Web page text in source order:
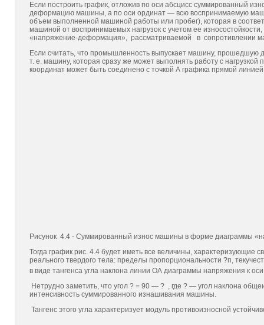
Если построить график, отложив по оси абсцисс суммированный
деформацию машины, а по оси орди­нат — всю воспринимаемую
объем выполненной машиной рабо­ты или пробег), которая в
ма­шиной от воспринимаемых нагрузок с учетом ее
«напряжение-деформация», рассматриваемой в сопротивлении
Если считать, что промышленность выпускает машину, про­шедшую
т. е. машину, которая сразу же может выполнять работу с
координат может быть соеди­нено с точкой А графика прямой
Рисунок 4.4 - Суммированный износ машины в форме диаграммы
Тогда график рис. 4.4 будет иметь все величины, характеризующие
реального твердого тела: пределы пропорциональности ?п,
в виде тангенса угла наклона линии ОА диаграммы напряжения к
Нетрудно заметить, что угол ? = 90 — ? , где ? — угол наклона
интенсивность суммированного изнашивания ма­шины.
Тангенс этого угла характеризует модуль противоизносной